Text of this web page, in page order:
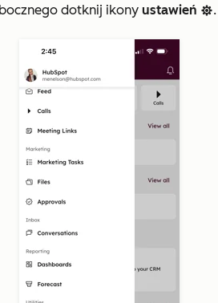
dotknij ikony ustawień settings.